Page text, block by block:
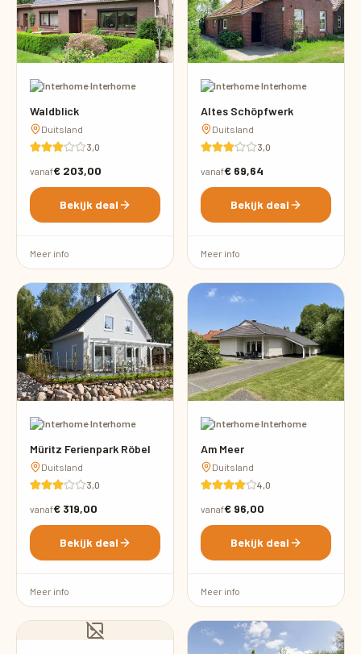
·Interhome
Waldblick
Duitsland
3,0
vanaf€ 203,00
Bekijk deal
Meer info
·Interhome
Altes Schöpfwerk
Duitsland
3,0
vanaf€ 69,64
Bekijk deal
Meer info
·Interhome
Müritz Ferienpark Röbel
Duitsland
3,0
vanaf€ 319,00
Bekijk deal
Meer info
·Interhome
Am Meer
Duitsland
4,0
vanaf€ 96,00
Bekijk deal
Meer info